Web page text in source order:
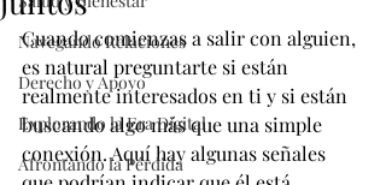
Navegando Relaciones
Derecho y Apoyo
Explorando la Era Digital
Afrontando la Pérdida
Cuando comienzas a salir con alguien,
es natural preguntarte si están
realmente interesados en ti y si están
buscando algo más que una simple
conexión. Aquí hay algunas señales